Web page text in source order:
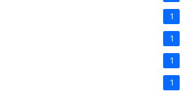
1
1
1
1